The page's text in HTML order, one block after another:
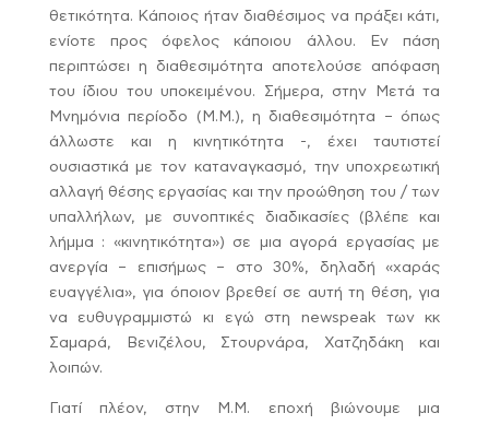
θετικότητα. Κάποιος ήταν διαθέσιμος να πράξει κάτι,
ενίοτε προς όφελος κάποιου άλλου. Εν πάση
περιπτώσει η διαθεσιμότητα αποτελούσε απόφαση
του ίδιου του υποκειμένου. Σήμερα, στην Μετά τα
Μνημόνια περίοδο (Μ.Μ.), η διαθεσιμότητα – όπως
άλλωστε και η κινητικότητα -, έχει ταυτιστεί
ουσιαστικά με τον καταναγκασμό, την υποχρεωτική
αλλαγή θέσης εργασίας και την προώθηση του / των
υπαλλήλων, με συνοπτικές διαδικασίες (βλέπε και
λήμμα : «κινητικότητα») σε μια αγορά εργασίας με
ανεργία – επισήμως – στο 30%, δηλαδή «χαράς
ευαγγέλια», για όποιον βρεθεί σε αυτή τη θέση, για
να ευθυγραμμιστώ κι εγώ στη newspeak των κκ
Σαμαρά, Βενιζέλου, Στουρνάρα, Χατζηδάκη και
λοιπών.
Γιατί πλέον, στην Μ.Μ. εποχή βιώνουμε μια